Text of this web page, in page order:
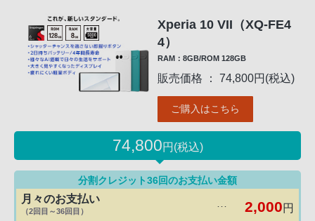
Xperia 10 VII（XQ-FE4
4）
RAM：8GB/ROM 128GB
販売価格 ： 74,800円(税込)
ご購入はこちら
74,800円(税込)
分割クレジット36回のお支払い金額
月々のお支払い
（2回目～36回目）
･･･ 2,000円